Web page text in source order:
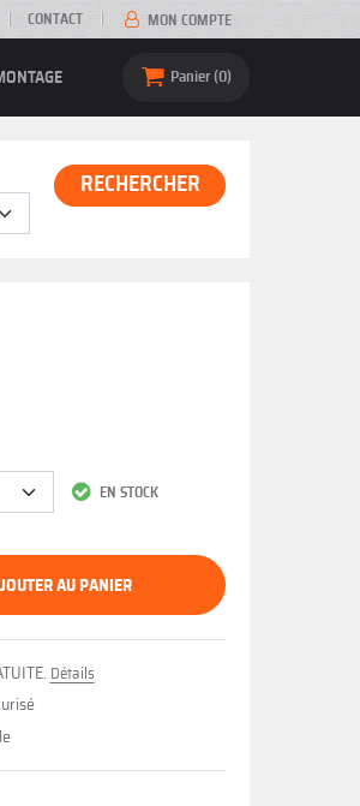
CONTACT MON COMPTE
Panier 0
RECHERCHER
EN STOCK
AU PANIER
Détails